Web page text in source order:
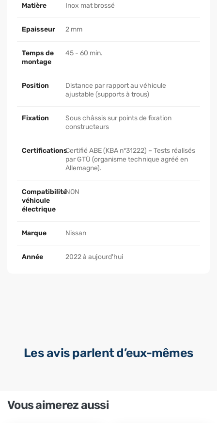
Matière Inox mat brossé
Epaisseur 2 mm
Temps de
montage
45 - 60 min.
Position
Distance par rapport au véhicule
ajustable (supports à trous)
Fixation
Sous châssis sur points de fixation
constructeurs
CertificationsCertifié ABE (KBA n°31222) – Tests réalisés
par GTÜ (organisme technique agréé en
Allemagne).
Compatibilité
véhicule
électrique
NON
Marque Nissan
Année 2022 à aujourd'hui
Les avis parlent d’eux-mêmes
Vous aimerez aussi